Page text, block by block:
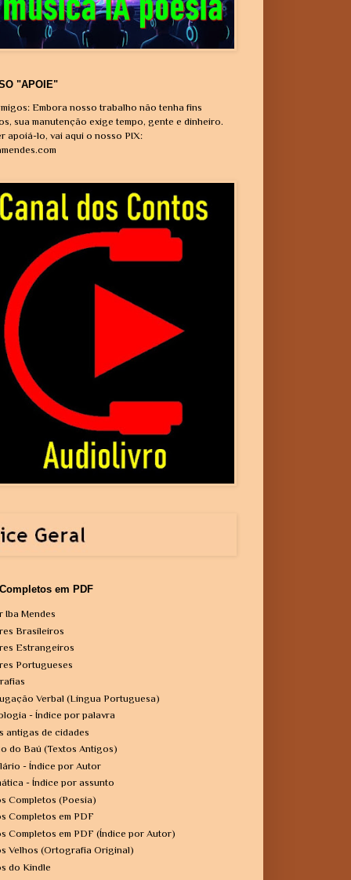
"APOIE"
Embora nosso trabalho não tenha fins
sua manutenção exige tempo, gente e dinheiro.
apoiá-lo, vai aqui o nosso PIX:
em PDF
Iba Mendes
Brasileiros
Estrangeiros
Portugueses
Verbal (Língua Portuguesa)
- Índice por palavra
antigas de cidades
do Baú (Textos Antigos)
- Índice por Autor
- Índice por assunto
Completos (Poesia)
Completos em PDF
Completos em PDF (Índice por Autor)
Velhos (Ortografia Original)
do Kindle